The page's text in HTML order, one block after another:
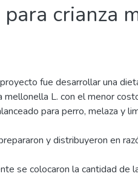
crianza
fue desarrollar una
mellonella L. con el menor
para perro, melaza y
y distribuyeron en
se colocaron la cantidad de